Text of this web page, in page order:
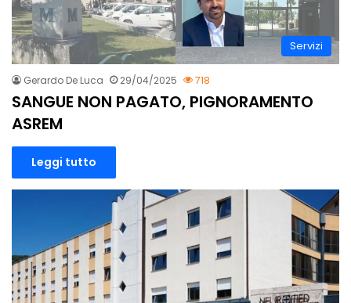
Servizi
Gerardo De Luca 29/04/2025 718
SANGUE NON PAGATO, PIGNORAMENTO
ASREM
Leggi tutto